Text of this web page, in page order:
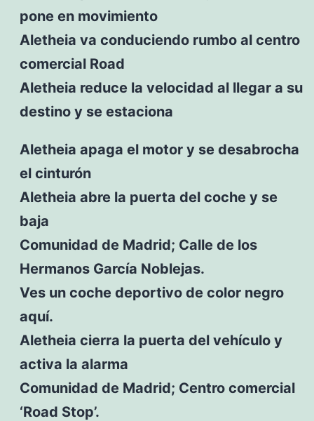
pone en movimiento
Aletheia va conduciendo rumbo al centro
comercial Road
Aletheia reduce la velocidad al llegar a su
destino y se estaciona
Aletheia apaga el motor y se desabrocha
el cinturón
Aletheia abre la puerta del coche y se
baja
Comunidad de Madrid; Calle de los
Hermanos García Noblejas.
Ves un coche deportivo de color negro
aquí.
Aletheia cierra la puerta del vehículo y
activa la alarma
Comunidad de Madrid; Centro comercial
‘Road Stop’.